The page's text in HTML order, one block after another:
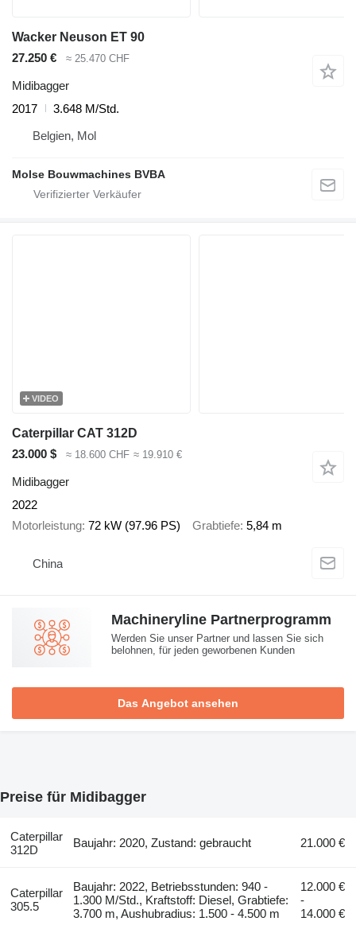
Wacker Neuson ET 90
27.250 €
≈ 25.470 CHF
Midibagger
2017
3.648 M/Std.
Belgien, Mol
Molse Bouwmachines BVBA
VIDEO
Caterpillar CAT 312D
23.000 $
≈ 18.600 CHF ≈ 19.910 €
Midibagger
2022
Motorleistung 72 kW (97.96 PS) Grabtiefe 5,84 m
China
Machineryline Partnerprogramm
Werden Sie unser Partner und lassen Sie sich
belohnen, für jeden geworbenen Kunden
Das Angebot ansehen
Preise für Midibagger
Caterpillar
312D
Baujahr: 2020, Zustand: gebraucht 21.000 €
Caterpillar
305.5
Baujahr: 2022, Betriebsstunden: 940 -
1.300 M/Std., Kraftstoff: Diesel, Grabtiefe:
3.700 m, Aushubradius: 1.500 - 4.500 m
12.000 €
-
14.000 €